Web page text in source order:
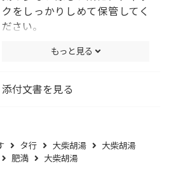
添加物として､二酸化ケイ素､ク
ロスＣＭＣ-Ｎａ、クロスポピド
本剤は天然物(生薬)のエキスを
用いていますので､錠剤の色が多
クをしっかりしめて保管してく
ださい。
保管してください。
でください。（誤用の原因にな
（５）水分が錠剤につきます
と、変色または色むらを生じる
もっと見る
添付文書を見る
タ行 大柴胡湯
大柴胡湯
肥満 大柴胡湯